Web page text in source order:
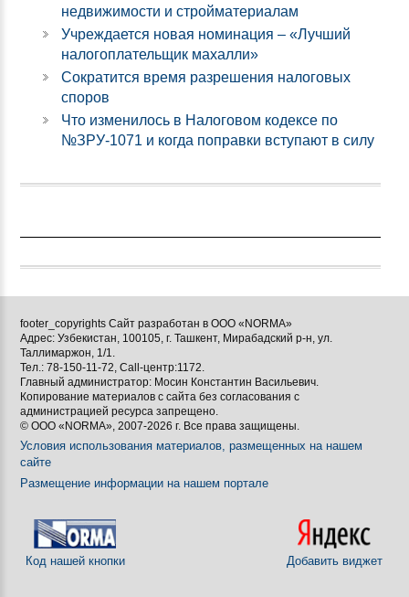
недвижимости и стройматериалам
Учреждается новая номинация – «Лучший
налогоплательщик махалли»
Сократится время разрешения налоговых
споров
Что изменилось в Налоговом кодексе по
№ЗРУ-1071 и когда поправки вступают в силу
footer_copyrights Сайт разработан в ООО «NORMA»
Адрес: Узбекистан, 100105, г. Ташкент, Мирабадский р-н, ул.
Таллимаржон, 1/1.
Тел.: 78-150-11-72, Call-центр:1172.
Главный администратор: Мосин Константин Васильевич.
Копирование материалов с сайта без согласования с
администрацией ресурса запрещено.
© ООО «NORMA», 2007-2026 г. Все права защищены.
Условия использования материалов, размещенных на нашем
сайте
Размещение информации на нашем портале
Код нашей кнопки Добавить виджет